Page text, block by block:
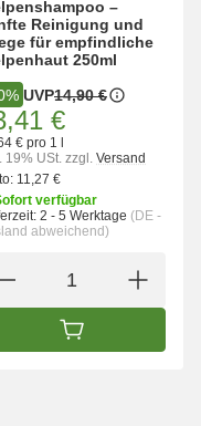
–
Reinigung und
für empfindliche
250ml
UVP14,90 €
€
€ pro 1 l
19% USt. zzgl. Versand
11,27 €
verfügbar
2 - 5 Werktage (DE -
abweichend)
IN DEN